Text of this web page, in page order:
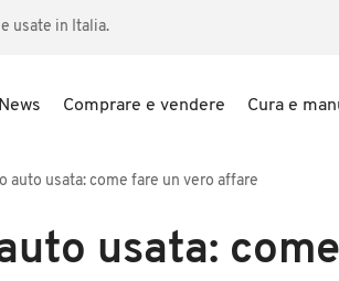
usate in Italia.
News Comprare e vendere Cura e
auto usata: come fare un vero affare
usata: